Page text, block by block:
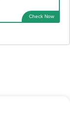
Check Now